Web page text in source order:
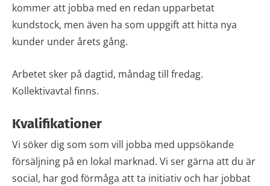
kommer att jobba med en redan upparbetat
kundstock, men även ha som uppgift att hitta nya
kunder under årets gång.
Arbetet sker på dagtid, måndag till fredag.
Kollektivavtal finns.
Kvalifikationer
Vi söker dig som som vill jobba med uppsökande
försäljning på en lokal marknad. Vi ser gärna att du är
social, har god förmåga att ta initiativ och har jobbat